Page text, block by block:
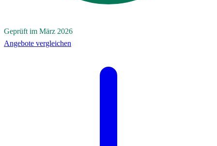
Geprüft im März 2026
Angebote vergleichen